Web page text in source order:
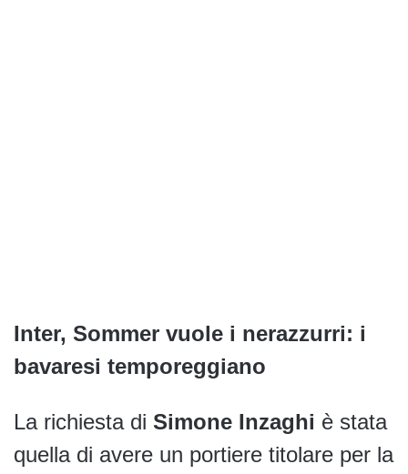
Inter, Sommer vuole i nerazzurri: i
bavaresi temporeggiano
La richiesta di Simone Inzaghi è stata
quella di avere un portiere titolare per la